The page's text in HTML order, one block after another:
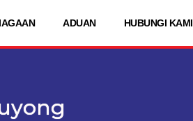
ADUAN HUBUNGI KAMI